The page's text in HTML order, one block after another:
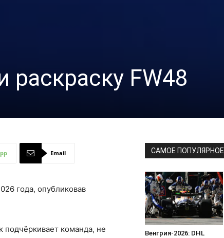
раскраску FW48
Email
года, опубликовав
подчёркивает команда, не
САМОЕ ПОПУЛЯРНОЕ
Венгрия-2026: DHL